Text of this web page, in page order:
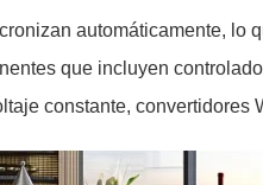
automáticamente,
que incluyen
constante,